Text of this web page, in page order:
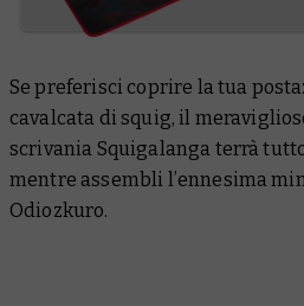
Se preferisci coprire la tua
cavalcata di squig, il
scrivania Squigalanga terrà
mentre assembli l’ennesima
Odiozkuro.